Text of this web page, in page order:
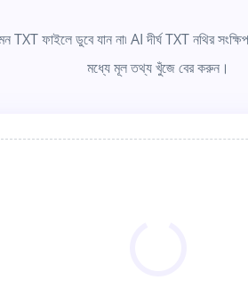
ফাইলে ডুবে যান না৷ AI দীর্ঘ TXT নথির
মধ্যে মূল তথ্য খুঁজে বের করুন।